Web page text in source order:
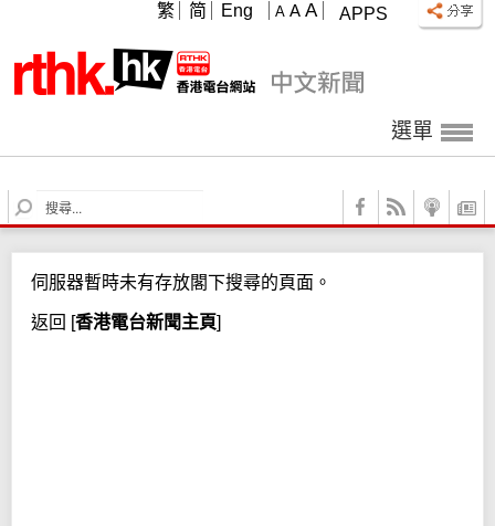
APPS
A A A
繁 简 Eng
選單
S
e
c
h
伺服器暫時未有存放閣下搜尋的頁面。
返回 [香港電台新聞主頁]